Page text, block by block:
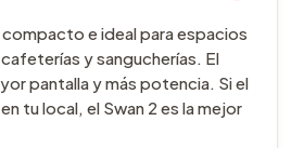
compacto e ideal para espacios
y sangucherías. El
pantalla y más potencia. Si el
tu local, el Swan 2 es la mejor